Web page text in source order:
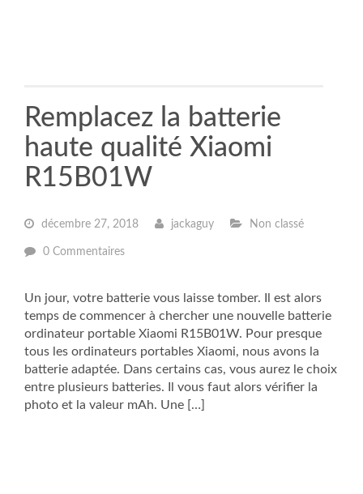
Remplacez la batterie
haute qualité Xiaomi
R15B01W
décembre 27, 2018 jackaguy Non classé
0 Commentaires
Un jour, votre batterie vous laisse tomber. Il est alors
temps de commencer à chercher une nouvelle batterie
ordinateur portable Xiaomi R15B01W. Pour presque
tous les ordinateurs portables Xiaomi, nous avons la
batterie adaptée. Dans certains cas, vous aurez le choix
entre plusieurs batteries. Il vous faut alors vérifier la
photo et la valeur mAh. Une […]